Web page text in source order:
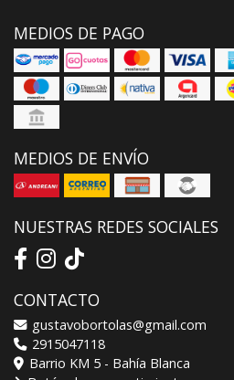
MEDIOS DE PAGO
MEDIOS DE ENVÍO
NUESTRAS REDES SOCIALES
CONTACTO
gustavobortolas@gmail.com
2915047118
Barrio KM 5 - Bahía Blanca